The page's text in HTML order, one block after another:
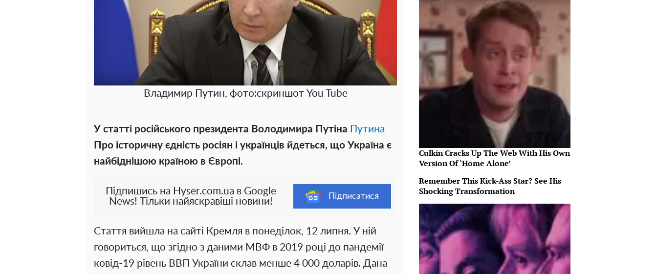
Владимир Путин, фото:скриншот You Tube
У статті російського президента Володимира Путіна
Путина
Про історичну єдність росіян і українців йдеться, що Україна є
найбіднішою країною в Європі.
Підпишись на Hyser.com.ua в Google
News! Тільки найяскравіші новини!
Підписатися
Стаття вийшла на сайті Кремля в понеділок, 12 липня. У ній
говориться, що згідно з даними МВФ в 2019 році до пандемії
ковід-19 рівень ВВП України склав менше 4 000 доларів. Дана
Culkin Cracks Up The Web With His Own
Version Of ‘Home Alone’
Remember This Kick-Ass Star? See His
Shocking Transformation